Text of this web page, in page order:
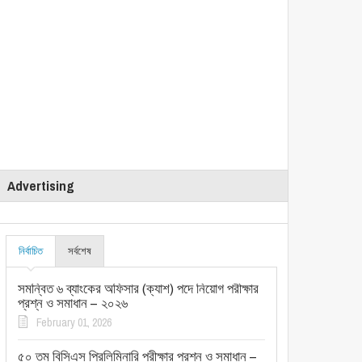
Advertising
নির্বাচিত সর্বশেষ
সমন্বিত ৬ ব্যাংকের অফিসার (ক্যাশ) পদে নিয়োগ পরীক্ষার
প্রশ্ন ও সমাধান – ২০২৬
February 01, 2026
৫০ তম বিসিএস প্রিলিমিনারি পরীক্ষার প্রশ্ন ও সমাধান –